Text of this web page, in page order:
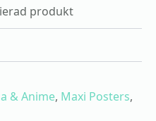
produkt
& Anime, Maxi Posters,